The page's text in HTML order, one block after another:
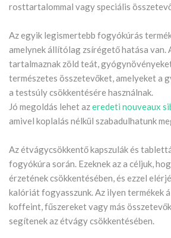
rosttartalommal vagy speciális
Az egyik legismertebb fogyókúrás
amelynek állítólag zsírégető hatása van.
tartalmaznak zöld teát,
természetes összetevőket, amelyeket a
a testsúly csökkentésére használnak.
Jó megoldás lehet azeredeti nouveaux
amivel koplalás nélkül szabadulhatunk
Az étvágycsökkentő kapszulák és
fogyókúra során. Ezeknek az a céljuk,
érzetének csökkentésében, és ezzel
kalóriát fogyasszunk. Az ilyen termékek
koffeint, fűszereket vagy más
segítenek az étvágy csökkentésében.